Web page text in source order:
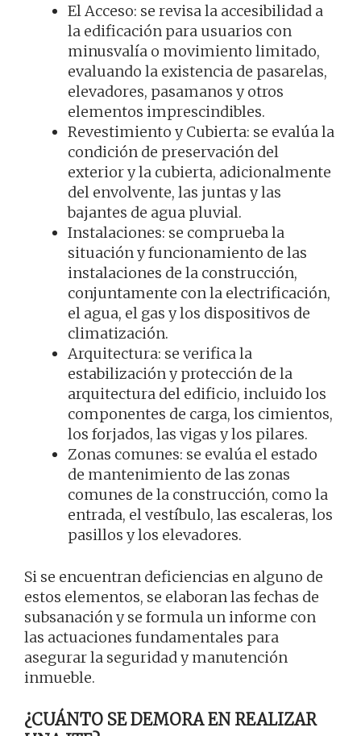
El Acceso: se revisa la accesibilidad a
la edificación para usuarios con
minusvalía o movimiento limitado,
evaluando la existencia de pasarelas,
elevadores, pasamanos y otros
elementos imprescindibles.
Revestimiento y Cubierta: se evalúa la
condición de preservación del
exterior y la cubierta, adicionalmente
del envolvente, las juntas y las
bajantes de agua pluvial.
Instalaciones: se comprueba la
situación y funcionamiento de las
instalaciones de la construcción,
conjuntamente con la electrificación,
el agua, el gas y los dispositivos de
climatización.
Arquitectura: se verifica la
estabilización y protección de la
arquitectura del edificio, incluido los
componentes de carga, los cimientos,
los forjados, las vigas y los pilares.
Zonas comunes: se evalúa el estado
de mantenimiento de las zonas
comunes de la construcción, como la
entrada, el vestíbulo, las escaleras, los
pasillos y los elevadores.
Si se encuentran deficiencias en alguno de
estos elementos, se elaboran las fechas de
subsanación y se formula un informe con
las actuaciones fundamentales para
asegurar la seguridad y manutención
inmueble.
¿CUÁNTO SE DEMORA EN REALIZAR